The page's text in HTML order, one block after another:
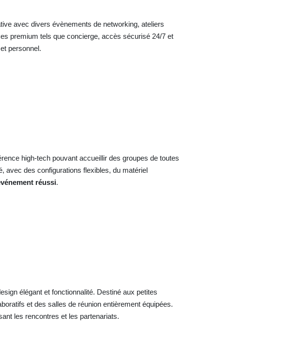
avec divers évènements de networking, ateliers
premium tels que concierge, accès sécurisé 24/7 et
personnel.
high-tech pouvant accueillir des groupes de toutes
avec des configurations flexibles, du matériel
réussi.
élégant et fonctionnalité. Destiné aux petites
et des salles de réunion entièrement équipées.
les rencontres et les partenariats.